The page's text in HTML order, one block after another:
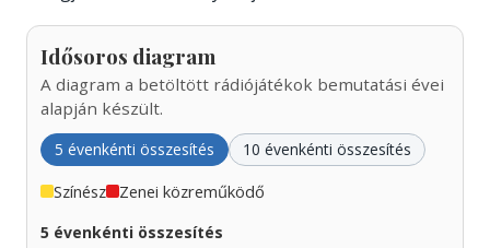
Idősoros diagram
A diagram a betöltött rádiójátékok bemutatási évei
alapján készült.
5 évenkénti összesítés 10 évenkénti összesítés
Színész Zenei közreműködő
5 évenkénti összesítés